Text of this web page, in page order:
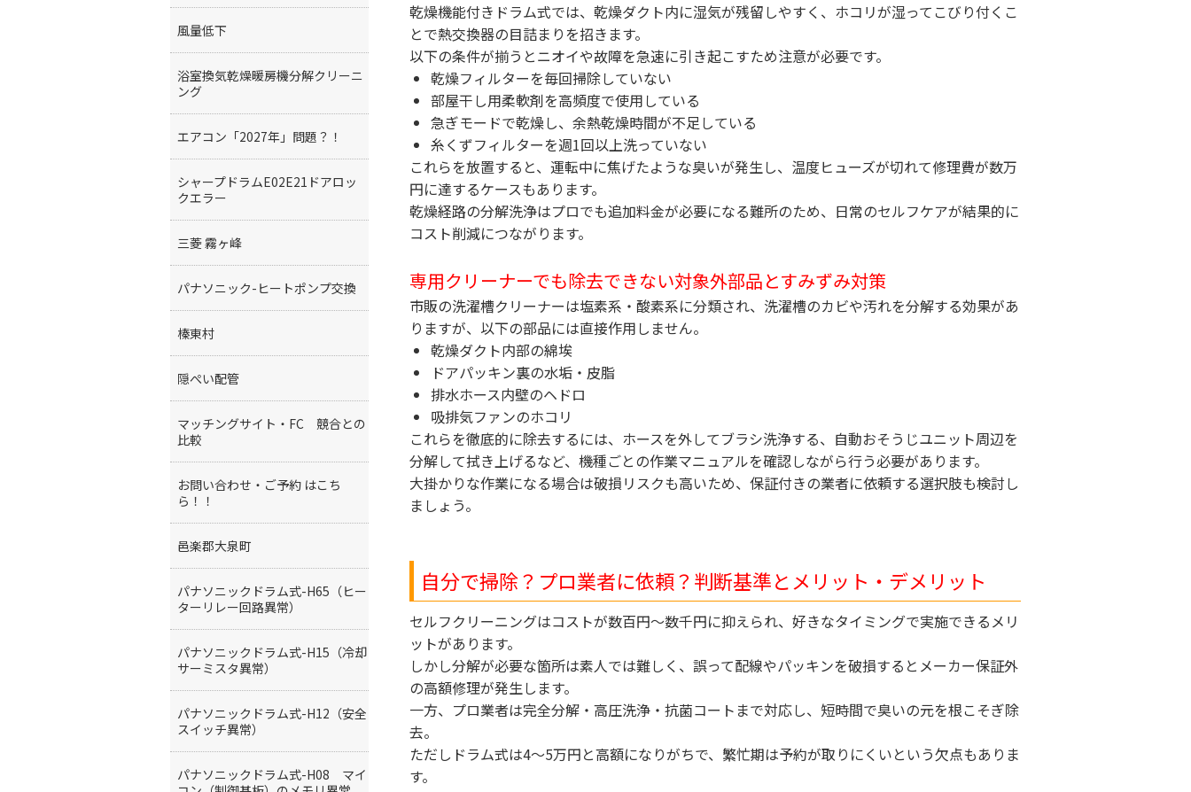
乾燥機能付きドラム式では、乾燥ダクト内に湿気が残留しやすく、ホコリが湿ってこびり付くこ
とで熱交換器の目詰まりを招きます。
以下の条件が揃うとニオイや故障を急速に引き起こすため注意が必要です。
乾燥フィルターを毎回掃除していない
部屋干し用柔軟剤を高頻度で使用している
急ぎモードで乾燥し、余熱乾燥時間が不足している
糸くずフィルターを週1回以上洗っていない
これらを放置すると、運転中に焦げたような臭いが発生し、温度ヒューズが切れて修理費が数万
円に達するケースもあります。
乾燥経路の分解洗浄はプロでも追加料金が必要になる難所のため、日常のセルフケアが結果的に
コスト削減につながります。
専用クリーナーでも除去できない対象外部品とすみずみ対策
市販の洗濯槽クリーナーは塩素系・酸素系に分類され、洗濯槽のカビや汚れを分解する効果があ
りますが、以下の部品には直接作用しません。
乾燥ダクト内部の綿埃
ドアパッキン裏の水垢・皮脂
排水ホース内壁のヘドロ
吸排気ファンのホコリ
これらを徹底的に除去するには、ホースを外してブラシ洗浄する、自動おそうじユニット周辺を
分解して拭き上げるなど、機種ごとの作業マニュアルを確認しながら行う必要があります。
大掛かりな作業になる場合は破損リスクも高いため、保証付きの業者に依頼する選択肢も検討し
ましょう。
自分で掃除？プロ業者に依頼？判断基準とメリット・デメリット
セルフクリーニングはコストが数百円〜数千円に抑えられ、好きなタイミングで実施できるメリ
ットがあります。
しかし分解が必要な箇所は素人では難しく、誤って配線やパッキンを破損するとメーカー保証外
の高額修理が発生します。
一方、プロ業者は完全分解・高圧洗浄・抗菌コートまで対応し、短時間で臭いの元を根こそぎ除
去。
ただしドラム式は4〜5万円と高額になりがちで、繁忙期は予約が取りにくいという欠点もありま
す。
風量低下
浴室換気乾燥暖房機分解クリーニ
ング
エアコン「2027年」問題？！
シャープドラムE02E21ドアロッ
クエラー
三菱 霧ヶ峰
パナソニック-ヒートポンプ交換
榛東村
隠ぺい配管
マッチングサイト・FC 競合との
比較
お問い合わせ・ご予約 はこち
ら！！
邑楽郡大泉町
パナソニックドラム式-H65（ヒー
ターリレー回路異常）
パナソニックドラム式-H15（冷却
サーミスタ異常）
パナソニックドラム式-H12（安全
スイッチ異常）
パナソニックドラム式-H08 マイ